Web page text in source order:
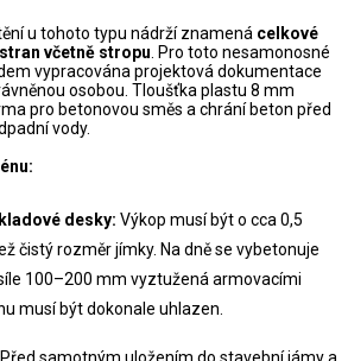
u tohoto typu nádrží znamená celkové
včetně stropu. Pro toto nesamonosné
vypracována projektová dokumentace
osobou. Tloušťka plastu 8 mm
pro betonovou směs a chrání beton před
vody.
desky: Výkop musí být o cca 0,5
čistý rozměr jímky. Na dně se vybetonuje
100–200 mm vyztužená armovacími
musí být dokonale uhlazen.